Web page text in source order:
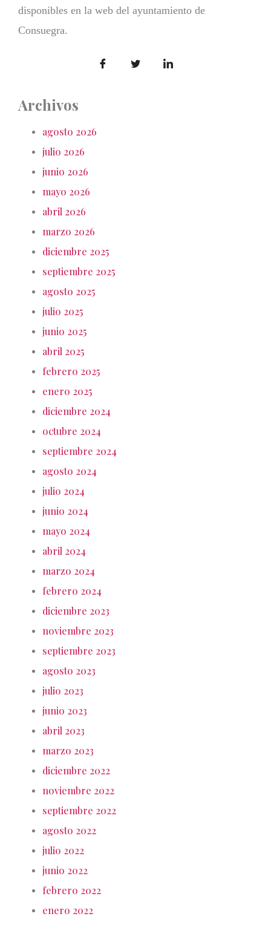
disponibles en la web del ayuntamiento de
Consuegra.
Archivos
agosto 2026
julio 2026
junio 2026
mayo 2026
abril 2026
marzo 2026
diciembre 2025
septiembre 2025
agosto 2025
julio 2025
junio 2025
abril 2025
febrero 2025
enero 2025
diciembre 2024
octubre 2024
septiembre 2024
agosto 2024
julio 2024
junio 2024
mayo 2024
abril 2024
marzo 2024
febrero 2024
diciembre 2023
noviembre 2023
septiembre 2023
agosto 2023
julio 2023
junio 2023
abril 2023
marzo 2023
diciembre 2022
noviembre 2022
septiembre 2022
agosto 2022
julio 2022
junio 2022
febrero 2022
enero 2022